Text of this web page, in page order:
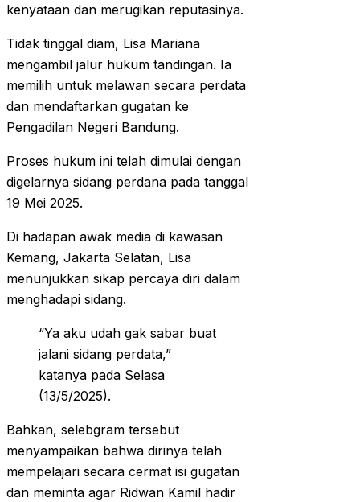
kenyataan dan merugikan reputasinya.
Tidak tinggal diam, Lisa Mariana
mengambil jalur hukum tandingan. Ia
memilih untuk melawan secara perdata
dan mendaftarkan gugatan ke
Pengadilan Negeri Bandung.
Proses hukum ini telah dimulai dengan
digelarnya sidang perdana pada tanggal
19 Mei 2025.
Di hadapan awak media di kawasan
Kemang, Jakarta Selatan, Lisa
menunjukkan sikap percaya diri dalam
menghadapi sidang.
“Ya aku udah gak sabar buat
jalani sidang perdata,”
katanya pada Selasa
(13/5/2025).
Bahkan, selebgram tersebut
menyampaikan bahwa dirinya telah
mempelajari secara cermat isi gugatan
dan meminta agar Ridwan Kamil hadir